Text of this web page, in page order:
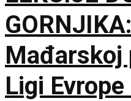
Mađarskoj
Ligi